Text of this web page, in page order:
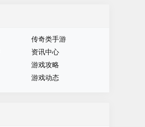
传奇类手游
资讯中心
游戏攻略
游戏动态